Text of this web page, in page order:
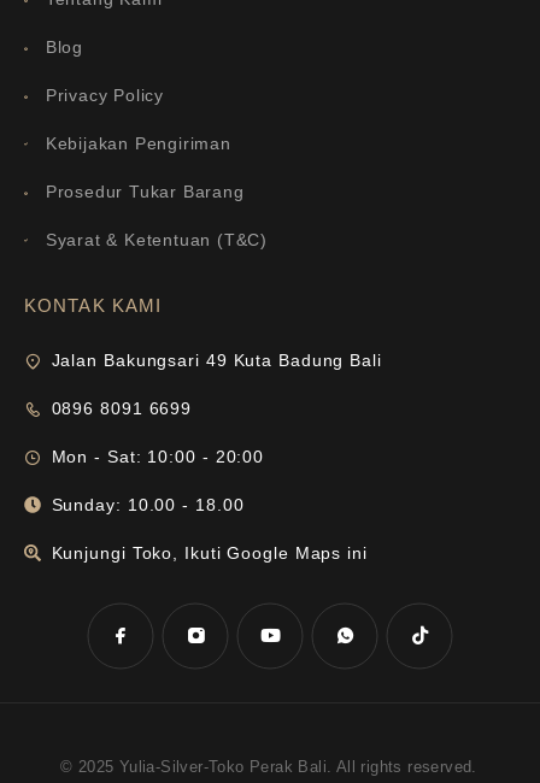
Blog
Privacy Policy
Kebijakan Pengiriman
Prosedur Tukar Barang
Syarat & Ketentuan (T&C)
KONTAK KAMI
Jalan Bakungsari 49 Kuta Badung Bali
0896 8091 6699
Mon - Sat: 10:00 - 20:00
Sunday: 10.00 - 18.00
Kunjungi Toko, Ikuti Google Maps ini
© 2025 Yulia-Silver-Toko Perak Bali. All rights reserved.